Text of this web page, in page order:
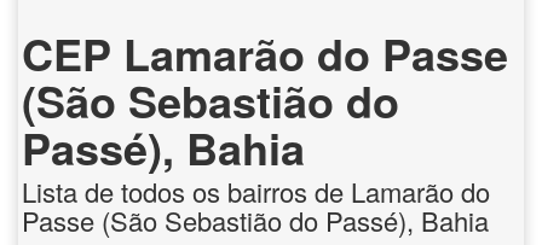
CEP Lamarão do Passe
(São Sebastião do
Passé), Bahia
Lista de todos os bairros de Lamarão do
Passe (São Sebastião do Passé), Bahia